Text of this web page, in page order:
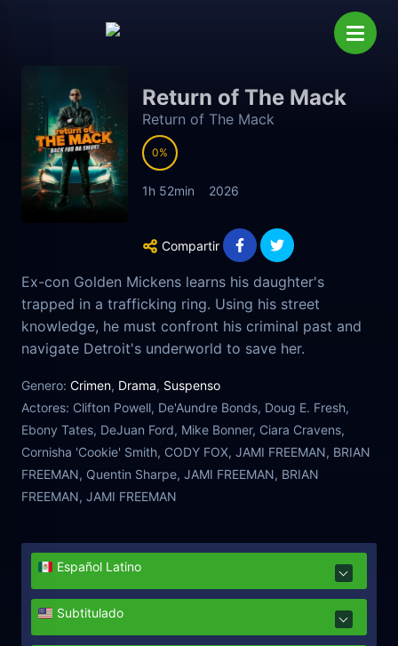
Return of The Mack
Return of The Mack
0
1h 52min 2026
Compartir
Ex-con Golden Mickens learns his daughter's
trapped in a trafficking ring. Using his street
knowledge, he must confront his criminal past and
navigate Detroit's underworld to save her.
Genero: Crimen, Drama, Suspenso
Actores: Clifton Powell, De'Aundre Bonds, Doug E. Fresh,
Ebony Tates, DeJuan Ford, Mike Bonner, Ciara Cravens,
Cornisha 'Cookie' Smith, CODY FOX, JAMI FREEMAN, BRIAN
FREEMAN, Quentin Sharpe, JAMI FREEMAN, BRIAN
FREEMAN, JAMI FREEMAN
Español Latino
Subtitulado